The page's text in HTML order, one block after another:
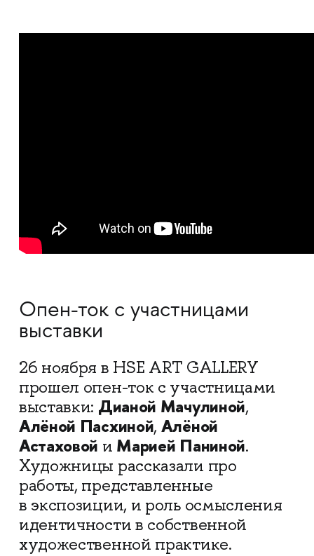
Опен-ток с участницами
выставки
26 ноября в HSE ART GALLERY
прошел опен-ток с участницами
выставки: Дианой Мачулиной,
Алёной Пасхиной, Алёной
Астаховой и Марией Паниной.
Художницы рассказали про
работы, представленные
в экспозиции, и роль осмысления
идентичности в собственной
художественной практике.